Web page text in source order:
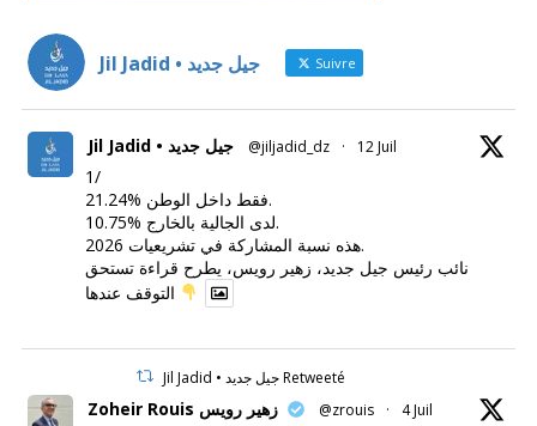
Jil Jadid • جيل جديد Suivre
Jil Jadid • جيل جديد @jiljadid_dz · 12 Juil
1/
21.24% فقط داخل الوطن.
10.75% لدى الجالية بالخارج.
هذه نسبة المشاركة في تشريعيات 2026.
نائب رئيس جيل جديد، زهير رويس، يطرح قراءة تستحق
Jil Jadid • جيل جديد Retweeté
Zoheir Rouis زهير رويس @zrouis · 4 Juil